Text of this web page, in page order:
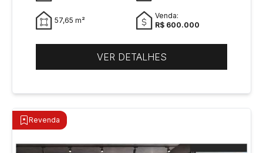
57,65 m²
Venda:
R$ 600.000
VER DETALHES
Revenda